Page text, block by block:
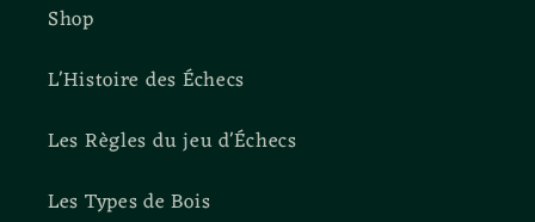
Shop
L'Histoire des Échecs
Les Règles du jeu d'Échecs
Les Types de Bois